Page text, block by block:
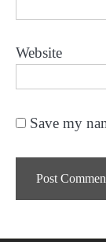
Website
Save my